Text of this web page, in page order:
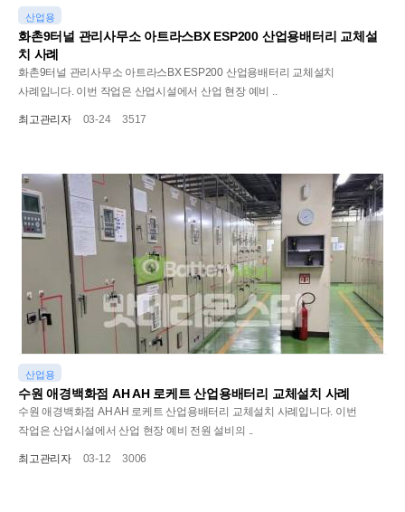
산업용
화촌9터널 관리사무소 아트라스BX ESP200 산업용배터리 교체설
치 사례
화촌9터널 관리사무소 아트라스BX ESP200 산업용배터리 교체설치
사례입니다. 이번 작업은 산업시설에서 산업 현장 예비 ..
최고관리자 03-24 3517
산업용
수원 애경백화점 AH AH 로케트 산업용배터리 교체설치 사례
수원 애경백화점 AH AH 로케트 산업용배터리 교체설치 사례입니다. 이번
작업은 산업시설에서 산업 현장 예비 전원 설비의 ..
최고관리자 03-12 3006